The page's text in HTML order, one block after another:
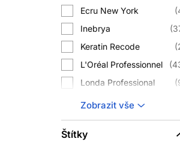
U jemných
Maska na
Dodržte
Ecru New York
Inebrya
Keratin Recode
L'Oréal Professionnel
Londa Professional
Matrix
Ref Stockholm
Schwarzkopf
Zobrazit vše
Štítky